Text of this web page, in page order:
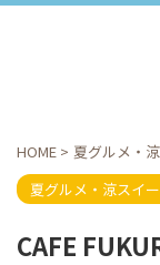
HOME > 夏グルメ・
夏グルメ・涼スイ
CAFE